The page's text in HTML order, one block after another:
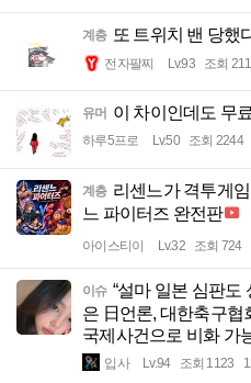
계층 또 트위치 밴 당했
전자팔찌 Lv.93 조회
유머 이 차이인데도 무
하루5프로 Lv.50 조회 2244
계층 리센느가 격투게
느 파이터즈 완전판
아이스티이 Lv.32 조회 724
이슈 “설마 일본 심판도
은 日언론, 대한축구
국제사건으로 비화 가
입사 Lv.94 조회 1123